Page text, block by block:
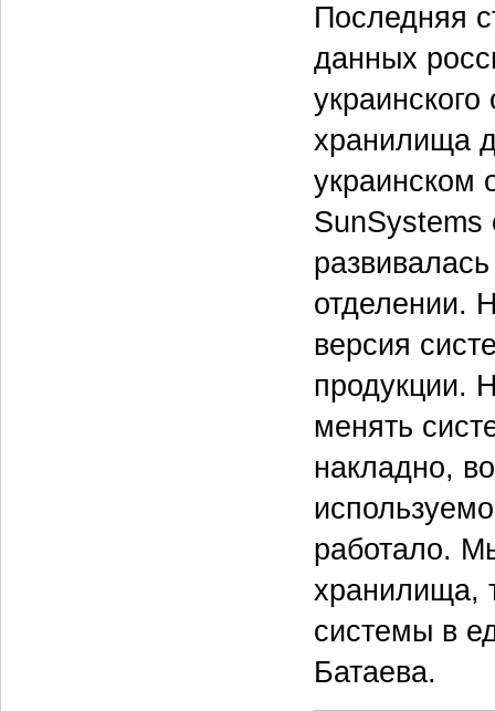
Последняя
данных
хранилища
украинском
SunSystems
отделении.
версия
продукции.
менять
накладно,
работало.
хранилища,
системы в
Батаева.